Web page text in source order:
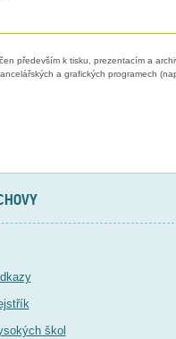
především k tisku, prezentacím a
a grafických programech
škol